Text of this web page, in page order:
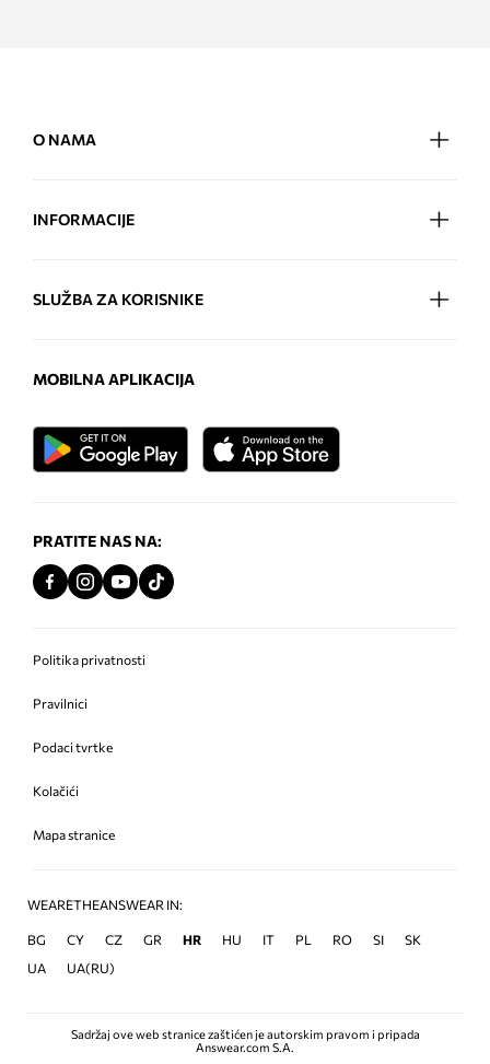
O NAMA
INFORMACIJE
SLUŽBA ZA KORISNIKE
MOBILNA APLIKACIJA
PRATITE NAS NA:
Politika privatnosti
Pravilnici
Podaci tvrtke
Kolačići
Mapa stranice
WEARETHEANSWEAR IN:
BG CY CZ GR HR HU IT PL RO SI
SK
UA
UA(RU)
Sadržaj ove web stranice zaštićen je autorskim pravom i pripada
Answear.com S.A.